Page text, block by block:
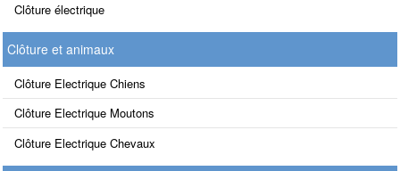
Clôture électrique
Clôture et animaux
Clôture Electrique Chiens
Clôture Electrique Moutons
Clôture Electrique Chevaux